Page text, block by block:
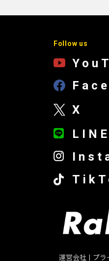
Follow us
X
LINE
運営会社 プラ